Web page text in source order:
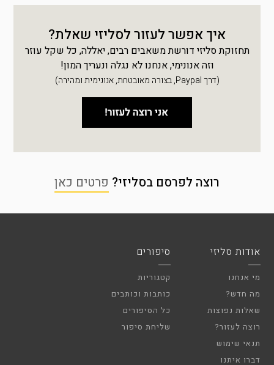
איך אפשר לעזור לסליזי שאלת?
תחזוקת סליזי דורשת משאבים רבים, יאללה, כל שקל עוזר
וזה אנונימי, אנחנו לא נגלה ונעריך המון!
(דרך Paypal, בצורה מאובטחת, אנונימית ומהירה)
רוצה לפרסם בסליזי? פרטים כאן
אודות סליזי
מי אנחנו
מה חדש?
שאלות נפוצות
רוצה לעזור?
תנאי שימוש
דברו איתנו
סיפורים
קטגוריות
כותבות וכותבים
כל הסיפורים
שליחת סיפור